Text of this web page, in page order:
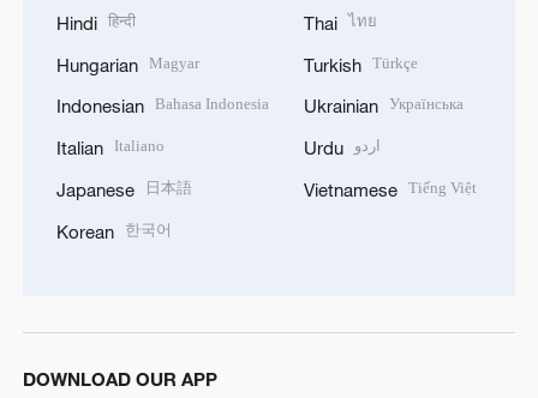
Hindi हिन्दी
Hungarian Magyar
Indonesian Bahasa Indonesia
Italian Italiano
Japanese 日本語
Korean 한국어
Thai ไทย
Turkish Türkçe
Ukrainian Українська
Urdu اردو
Vietnamese Tiếng Việt
DOWNLOAD OUR APP